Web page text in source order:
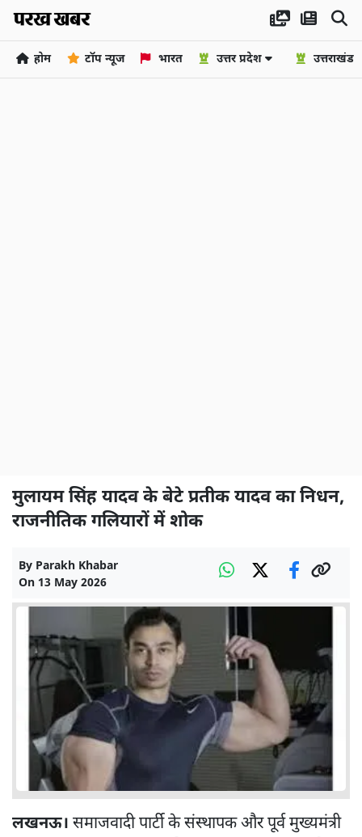
होम टॉप न्यूज भारत उत्तर प्रदेश उत्तराखंड
मुलायम सिंह यादव के बेटे प्रतीक यादव का निधन,
राजनीतिक गलियारों में शोक
By Parakh Khabar
On 13 May 2026
लखनऊ। समाजवादी पार्टी के संस्थापक और पूर्व मुख्यमंत्री